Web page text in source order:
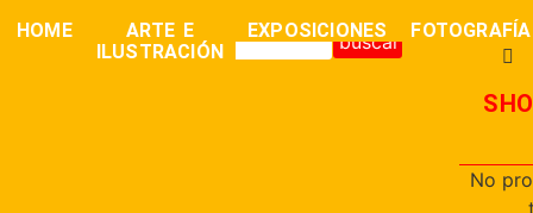
HOME
ARTE E
ILUSTRACIÓN
EXPOSICIONES FOTOGRAFÍA
buscar
0,00€
No